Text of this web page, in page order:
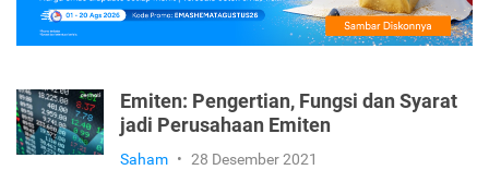
Emiten: Pengertian, Fungsi dan Syarat
jadi Perusahaan Emiten
Saham • 28 Desember 2021